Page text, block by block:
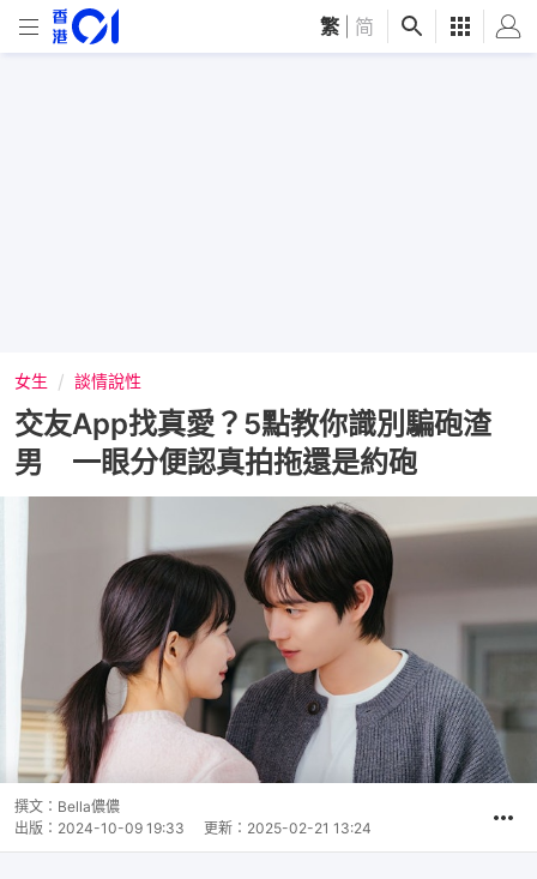
繁 简
女生 談情說性
交友App找真愛？5點教你識別騙砲渣
男 一眼分便認真拍拖還是約砲
撰文： Bella儂儂
出版： 2024-10-09 19:33 更新： 2025-02-21 13:24